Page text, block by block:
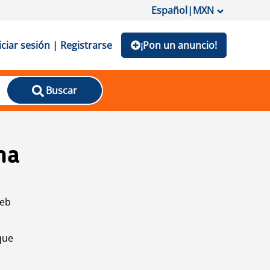
Español|MXN
sesión | Registrarse ¡Pon un anuncio!
Buscar